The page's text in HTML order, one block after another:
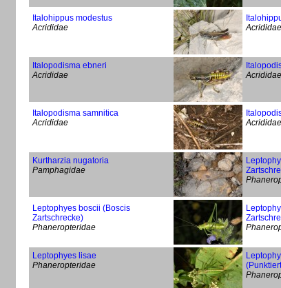
Italohippus modestus
Acrididae
Acrididae
Italopodisma ebneri
Acrididae
Acrididae
Italopodisma samnitica
Acrididae
Acrididae
Kurtharzia nugatoria
Pamphagidae
Leptophyes boscii (Boscis
Zartschrecke)
Phaneropteridae
Leptophyes lisae
Phaneropteridae